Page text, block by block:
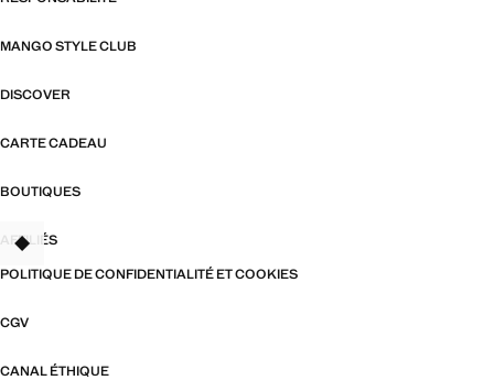
MANGO STYLE CLUB
DISCOVER
CARTE CADEAU
BOUTIQUES
AFFILIÉS
POLITIQUE DE CONFIDENTIALITÉ ET COOKIES
CGV
CANAL ÉTHIQUE